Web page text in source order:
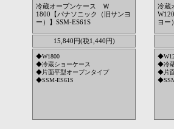
冷蔵オープンケース Ｗ
1800【パナソニック（旧サンヨ
ー）】SSM-ES61S
15,840円(税1,440円)
◆W1800
◆冷蔵ショーケース
◆片面平型オープンタイプ
◆SSM-ES61S
冷蔵
ヨー
◆冷
◆片